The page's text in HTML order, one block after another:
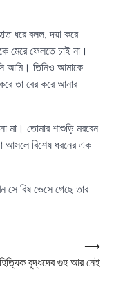
ধরে বলল, দয়া করে
মেরে ফেলতে চাই না।
আমি। তিনিও আমাকে
তা বের করে আনার
মা। তোমার শাশুড়ি মরবেন
আসলে বিশেষ ধরনের এক
সে বিষ ভেসে গেছে তার
বুদ্ধদেব গুহ আর নেই
⟶